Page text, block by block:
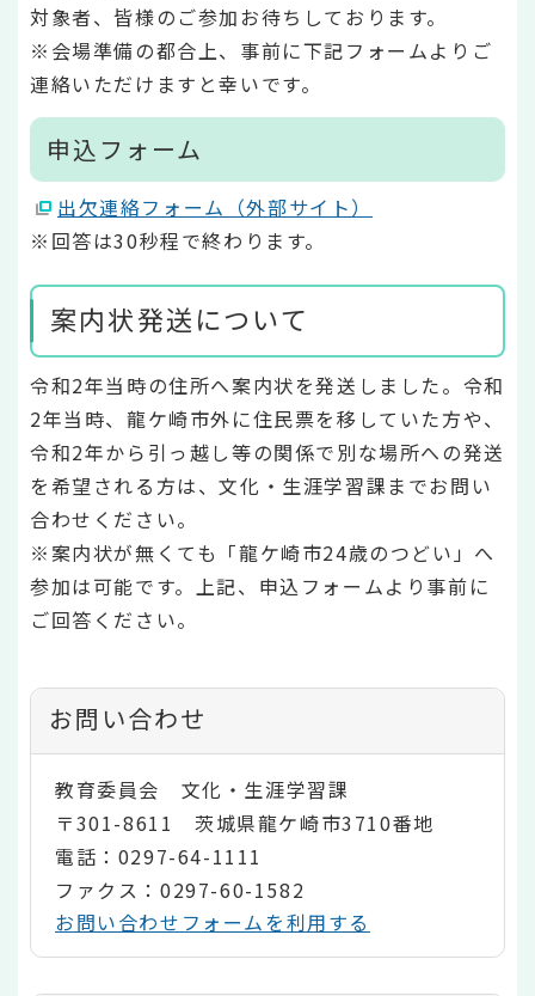
対象者、皆様のご参加お待ちしております。
※会場準備の都合上、事前に下記フォームよりご
連絡いただけますと幸いです。
申込フォーム
出欠連絡フォーム（外部サイト）
※回答は30秒程で終わります。
案内状発送について
令和2年当時の住所へ案内状を発送しました。令和
2年当時、龍ケ崎市外に住民票を移していた方や、
令和2年から引っ越し等の関係で別な場所への発送
を希望される方は、文化・生涯学習課までお問い
合わせください。
※案内状が無くても「龍ケ崎市24歳のつどい」へ
参加は可能です。上記、申込フォームより事前に
ご回答ください。
お問い合わせ
教育委員会 文化・生涯学習課
〒301-8611 茨城県龍ケ崎市3710番地
電話：0297-64-1111
ファクス：0297-60-1582
お問い合わせフォームを利用する